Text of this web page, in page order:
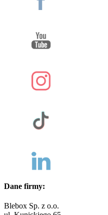
Dane firmy:
Blebox Sp. z o.o.